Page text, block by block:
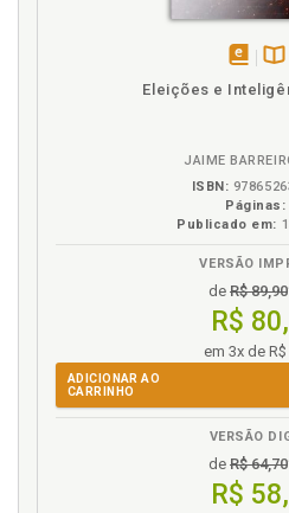
na
Eleições e
JAIME
ISBN:
Páginas:
Publicado em:
VERSÃO
de R$ 89,90
R$
em 3x de
ADICIONAR AO
CARRINHO
VERSÃO
de R$ 64,70
R$